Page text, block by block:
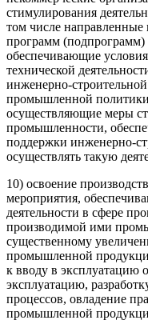
стимулирования
том числе направленные
программ
обеспечивающие
технической
инженерно-
промышленной
осуществляющие меры
промышленности,
поддержки инженерно-
осуществлять такую
10) освоение
мероприятия,
деятельности в сфере
производимой ими
существенному
промышленной
к вводу в эксплуатацию
эксплуатацию,
процессов, овладение
промышленной